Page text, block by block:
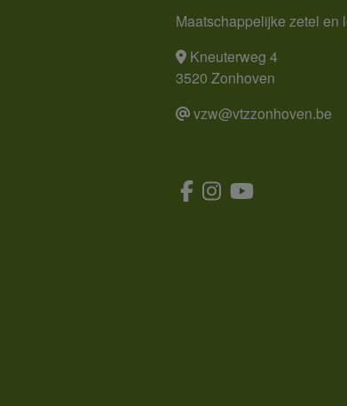
Maatschappelijke zetel en
Kneuterweg 4
3520 Zonhoven
vzw@vtzzonhoven.be